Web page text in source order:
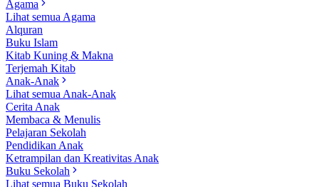
Agama
Lihat semua Agama
Alquran
Buku Islam
Kitab Kuning & Makna
Terjemah Kitab
Anak-Anak
Lihat semua Anak-Anak
Cerita Anak
Membaca & Menulis
Pelajaran Sekolah
Pendidikan Anak
Ketrampilan dan Kreativitas Anak
Buku Sekolah
Lihat semua Buku Sekolah